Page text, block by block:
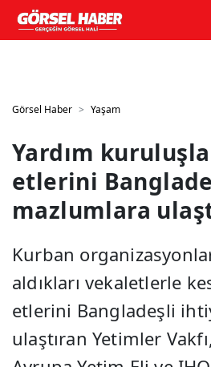
GTM kodunuzu buraya ekleyin
ekleyin
Görsel Haber Yaşam
Yardım
etlerini
mazlumlara
Kurban
aldıkları vekaletlerle
etlerini Bangladeşli
ulaştıran Yetimler